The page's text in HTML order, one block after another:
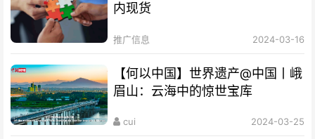
内现货
推广信息 2024-03-16
【何以中国】世界遗产@中国丨峨
眉山：云海中的惊世宝库
cui 2024-03-25